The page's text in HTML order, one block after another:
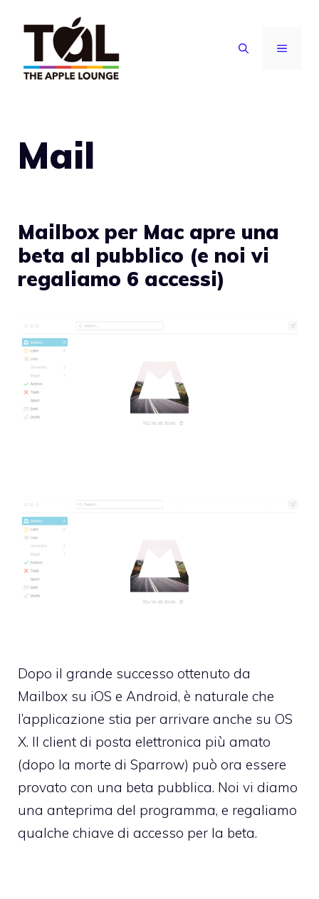
contenuto
MENU
Mail
Mailbox per Mac apre una
beta al pubblico (e noi vi
regaliamo 6 accessi)
Dopo il grande successo ottenuto da
Mailbox su iOS e Android, è naturale che
l’applicazione stia per arrivare anche su OS
X. Il client di posta elettronica più amato
(dopo la morte di Sparrow) può ora essere
provato con una beta pubblica. Noi vi diamo
una anteprima del programma, e regaliamo
qualche chiave di accesso per la beta.